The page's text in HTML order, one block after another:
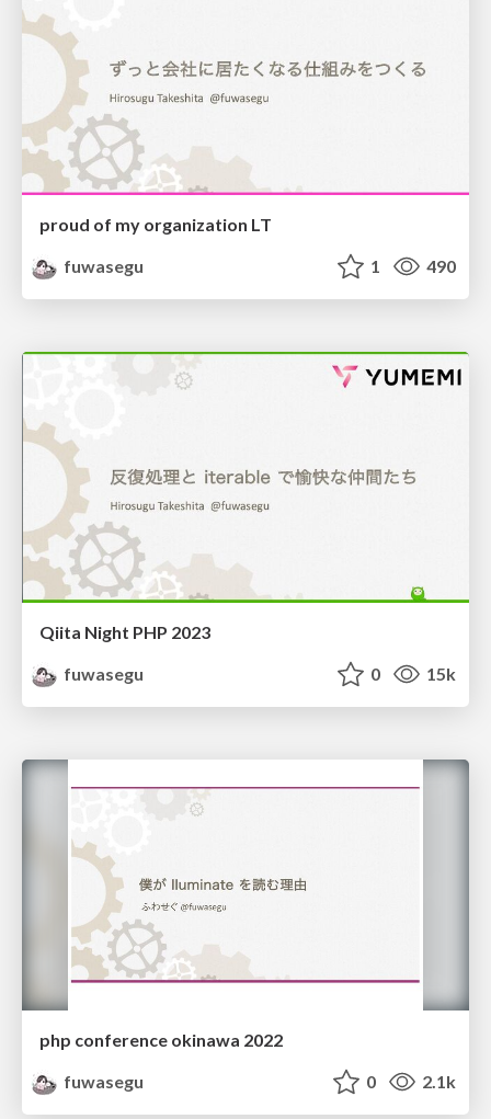
proud of my organization LT
fuwasegu
1 490
Qiita Night PHP 2023
fuwasegu
0 15k
php conference okinawa 2022
fuwasegu
0 2.1k